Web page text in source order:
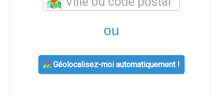
ou
Géolocalisez-moi automatiquement !